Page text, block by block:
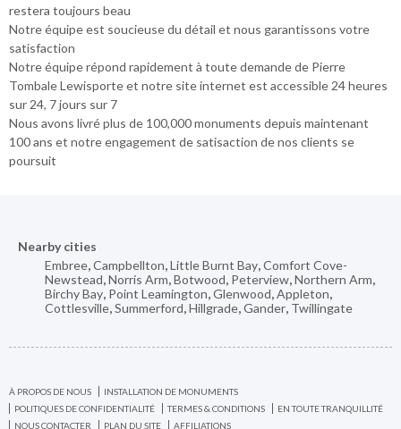
restera toujours beau
Notre équipe est soucieuse du détail et nous garantissons votre
satisfaction
Notre équipe répond rapidement à toute demande de Pierre
Tombale Lewisporte et notre site internet est accessible 24 heures
sur 24, 7 jours sur 7
Nous avons livré plus de 100,000 monuments depuis maintenant
100 ans et notre engagement de satisaction de nos clients se
poursuit
Nearby cities
Embree,Campbellton,Little Burnt Bay,Comfort Cove-
Newstead,Norris Arm,Botwood, Peterview,Northern Arm,
Birchy Bay, Point Leamington,Glenwood,Appleton,
Cottlesville,Summerford,Hillgrade,Gander, Twillingate
À PROPOS DE NOUS
INSTALLATION DE MONUMENTS
POLITIQUES DE CONFIDENTIALITÉ
TERMES & CONDITIONS
EN TOUTE TRANQUILLITÉ
NOUS CONTACTER
PLAN DU SITE AFFILIATIONS